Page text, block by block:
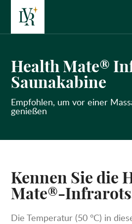
Health Mate®
Saunakabine
Empfohlen, um vor einer
genießen
terug
naar
startpagina
Kennen Sie die
Mate®-
Die Temperatur (50 °C) in